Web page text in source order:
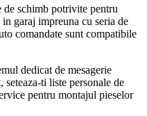
schimb potrivite pentru
garaj impreuna cu seria de
comandate sunt compatibile
dedicat de mesagerie
ti liste personale de
pentru montajul pieselor